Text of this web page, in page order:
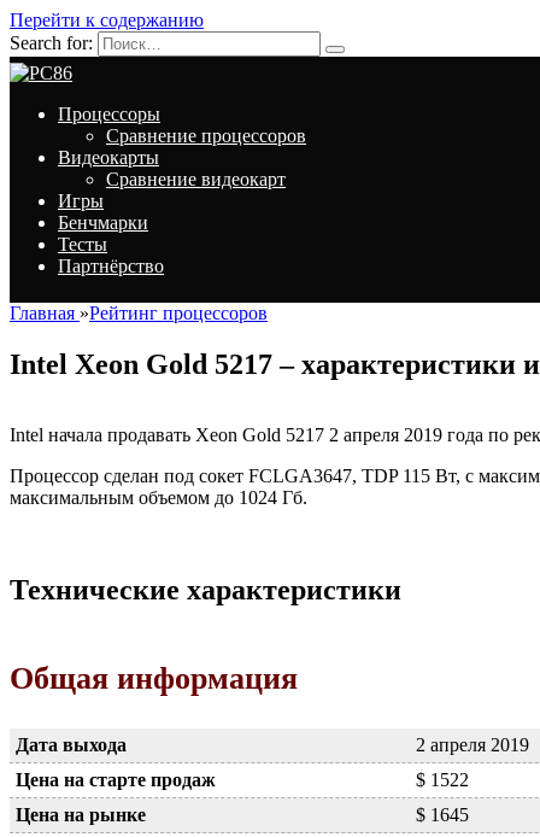
Перейти к содержанию
Search for:
Процессоры
Сравнение процессоров
Видеокарты
Сравнение видеокарт
Игры
Бенчмарки
Тесты
Партнёрство
Главная »Рейтинг процессоров
Intel Xeon Gold 5217 – характеристики
Intel начала продавать Xeon Gold 5217 2 апреля 2019 года по
Процессор сделан под сокет FCLGA3647, TDP 115 Вт, с
максимальным объемом до 1024 Гб.
Технические характеристики
Общая информация
Дата выхода
2 апреля 2019
Цена на старте продаж
$ 1522
Цена на рынке
$ 1645